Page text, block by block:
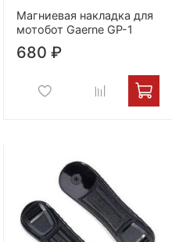
Магниевая накладка для
мотобот Gaerne GP-1
680 ₽